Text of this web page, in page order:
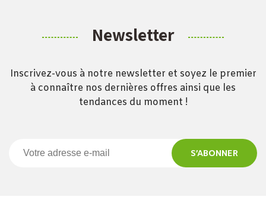
Newsletter
Inscrivez-vous à notre newsletter et soyez le premier
à connaître nos dernières offres ainsi que les
tendances du moment !
S’ABONNER